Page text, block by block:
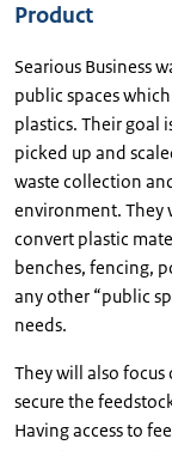
Product
Searious Business
public spaces
plastics. Their goal
picked up and
waste collection
environment. They
convert plastic
benches, fencing,
any other “public
needs.
They will also
secure the
Having access to